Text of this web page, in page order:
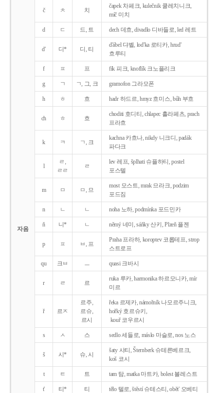
자음
č ㅊ 치
čapek 차페크, kulečnik 쿨레치니크,
míč 미치
d ㄷ 드, 트 dech 데흐, divadlo 디바들로, led 레트
d' 디* 디, 티
d'ábel 댜벨, lod'ka 로티카, hrud'
흐루티
f ㅍ 프 fík 피크, knoflík 크노플리크
g ㄱ ㄱ, 그, 크 gramofon 그라모폰
h ㅎ 흐 hadr 하드르, hmyz 흐미스, bůh 부흐
ch ㅎ 흐
choditi 호디티, chlapec 흘라페츠, prach
프라흐
k ㅋ ㄱ, 크
kachna 카흐나, nikdy 니크디, padák
파다크
l
ㄹ,
ㄹㄹ
ㄹ
lev 레프, šplhati 슈플하티, postel
포스텔
m ㅁ ㅁ, 므
most 모스트, mrak 므라크, podzim
포드짐
n ㄴ ㄴ noha 노하, podmínka 포드민카
ň 니* ㄴ němý 네미, sáňky 산키, Plzeň 플젠
p ㅍ ㅂ, 프
Praha 프라하, koroptev 코롭테프, strop
스트로프
qu 크ㅂ ㅡ quasi 크바시
r ㄹ 르
ruka 루카, harmonika 하르모니카, mír
미르
ř 르ㅈ
르주,
르슈,
르시
řeka 르제카, námořník 나모르주니크,
hořký 호르슈키,
kouř 코우르시
s ㅅ 스 sedlo 세들로, máslo 마슬로, nos 노스
š 시* 슈, 시
šaty 샤티, Šternberk 슈테른베르크,
koš 코시
t ㅌ 트 tam 탐, matka 마트카, bolest 볼레스트
t' 티* 티 tělo 텔로, štěstí 슈테스티, obět' 오베티